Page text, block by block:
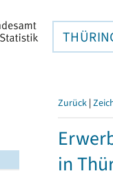
Zurück |
in